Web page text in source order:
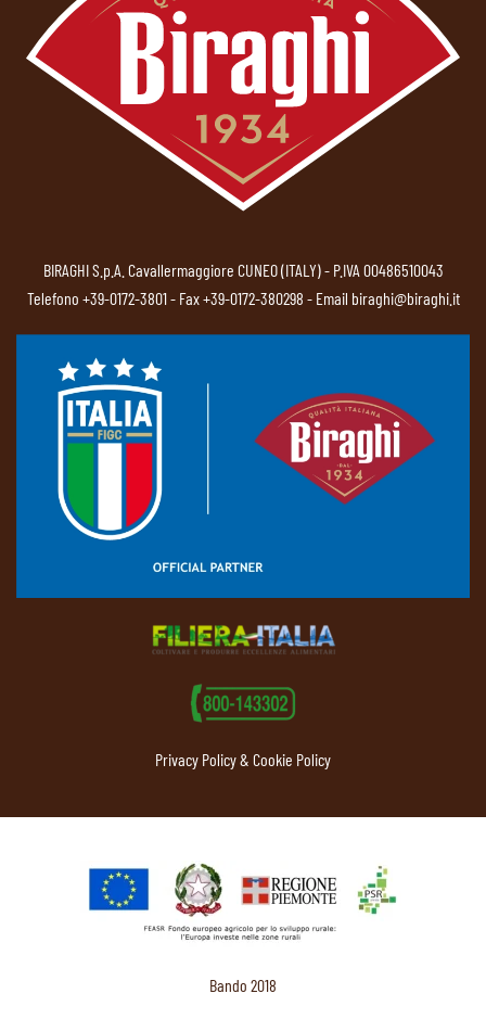
BIRAGHI S.p.A. Cavallermaggiore CUNEO (ITALY) - P.IVA 00486510043
Telefono +39-0172-3801- Fax +39-0172-380298 - Email biraghi@biraghi.it
Privacy Policy & Cookie Policy
Bando 2018